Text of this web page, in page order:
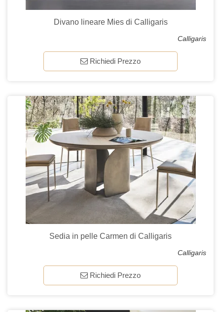
Divano lineare Mies di Calligaris
Calligaris
Richiedi Prezzo
Sedia in pelle Carmen di Calligaris
Calligaris
Richiedi Prezzo